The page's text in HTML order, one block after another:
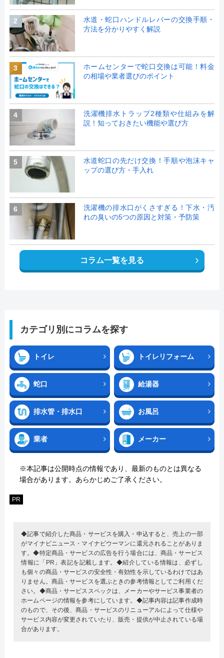
2
水道・蛇口ハンドルレバーの交換手順・
方法を分かりやすく解説
3
ホームセンターで蛇口交換は可能！料金
の相場や業者選びのポイント
4
洗濯機排水トラップ2種類や仕組みを解
説！知っておきたい機能や選び方
5
水道蛇口の先だけ交換！手順や泡沫キャ
ップの選び方・手入れ
6
洗濯機の排水口がくさすぎる！下水・汚
れの臭いの5つの原因と対策・予防策
コラム一覧を見る
カテゴリ別にコラムを探す
トイレ トイレリフォーム
蛇口 給湯器
排水管・排水口 お風呂
業者 メーカー
※本記事は公開時点の情報であり、最新のものとは異なる
場合があります。あらかじめご了承ください。
PR
◆記事で紹介した商品・サービスを購入・申込すると、売上の一部
がマイナビニュース・マイナビウーマンに還元されることがありま
す。◆特定商品・サービスの広告を行う場合には、商品・サービス
情報に「PR」表記を記載します。◆紹介している情報は、必ずし
も個々の商品・サービスの安全性・有効性を示しているわけではあ
りません。商品・サービスを選ぶときの参考情報としてご利用くだ
さい。◆商品・サービススペックは、メーカーやサービス事業者の
ホームページの情報を参考にしています。◆記事内容は記事作成時
のもので、その後、商品・サービスのリニューアルによって仕様や
サービス内容が変更されていたり、販売・提供が中止されている場
合があります。